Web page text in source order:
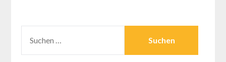
NACH: